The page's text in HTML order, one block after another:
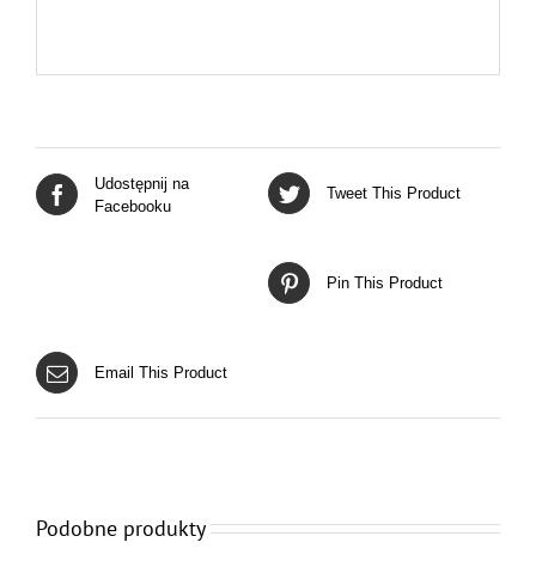
Udostępnij na
Facebooku
Tweet This Product
Pin This Product
Email This Product
Podobne produkty